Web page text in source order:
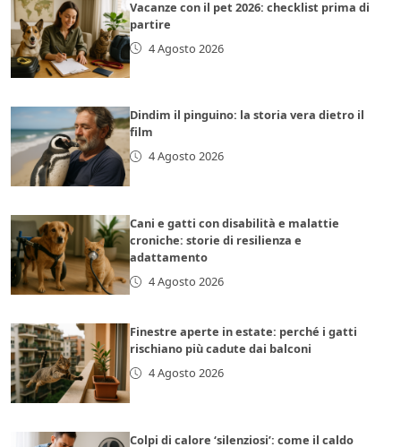
Vacanze con il pet 2026: checklist prima di
partire
4 Agosto 2026
Dindim il pinguino: la storia vera dietro il
film
4 Agosto 2026
Cani e gatti con disabilità e malattie
croniche: storie di resilienza e
adattamento
4 Agosto 2026
Finestre aperte in estate: perché i gatti
rischiano più cadute dai balconi
4 Agosto 2026
Colpi di calore ‘silenziosi’: come il caldo